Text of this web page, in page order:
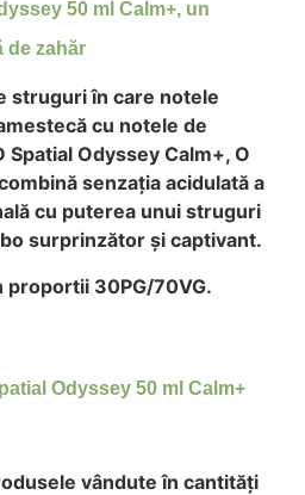
50 ml Calm+, un
de zahăr
struguri în care notele
cu notele de
Spatial Odyssey Calm+, O
senzația acidulată a
cu puterea unui struguri
surprinzător și captivant.
proportii 30PG/70VG.
Odyssey 50 ml Calm+
vândute în cantități